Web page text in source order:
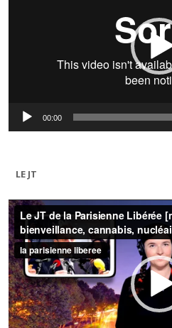
00:00
LE JT
Lecteur
vidéo